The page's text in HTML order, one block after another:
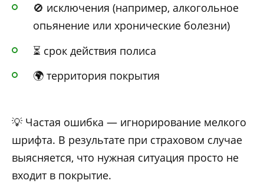
🚫 исключения (например, алкогольное
опьянение или хронические болезни)
⏳ срок действия полиса
🌍 территория покрытия
💡 Частая ошибка — игнорирование мелкого
шрифта. В результате при страховом случае
выясняется, что нужная ситуация просто не
входит в покрытие.